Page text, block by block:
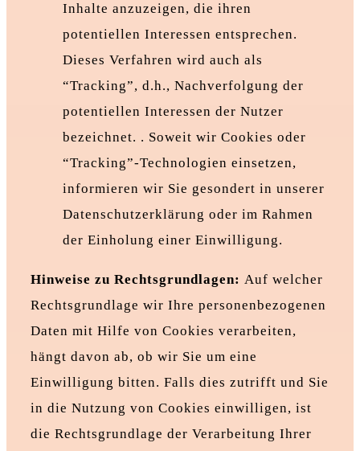
Inhalte anzuzeigen, die ihren
potentiellen Interessen entsprechen.
Dieses Verfahren wird auch als
“Tracking”, d.h., Nachverfolgung der
potentiellen Interessen der Nutzer
bezeichnet. . Soweit wir Cookies oder
“Tracking”-Technologien einsetzen,
informieren wir Sie gesondert in unserer
Datenschutzerklärung oder im Rahmen
der Einholung einer Einwilligung.
Hinweise zu Rechtsgrundlagen: Auf welcher
Rechtsgrundlage wir Ihre personenbezogenen
Daten mit Hilfe von Cookies verarbeiten,
hängt davon ab, ob wir Sie um eine
Einwilligung bitten. Falls dies zutrifft und Sie
in die Nutzung von Cookies einwilligen, ist
die Rechtsgrundlage der Verarbeitung Ihrer